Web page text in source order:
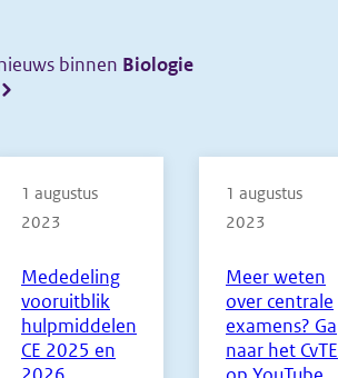
Mededeling
vooruitblik
hulpmiddelen
CE 2025 en
1 augustus
2023
Meer weten
over centrale
examens? Ga
naar het CvTE
1 augustus
2023
binnen Biologie